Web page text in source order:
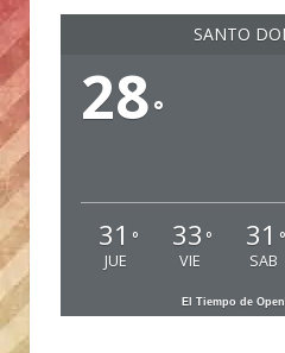
SANTO
28°
31 °
JUE
33 °
VIE
31 °
SAB
El Tiempo de